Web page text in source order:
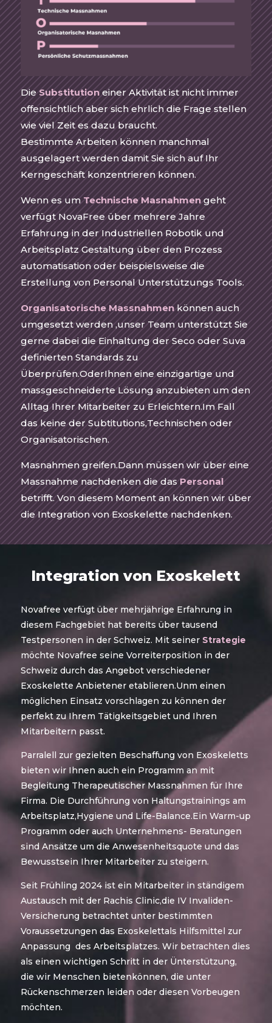
DieSubstitutioneiner Aktivität ist nicht immer
offensichtlich aber sich ehrlich die Frage stellen
wie viel Zeit es dazu braucht.
Bestimmte Arbeiten können manchmal
ausgelagert werden damit Sie sich auf Ihr
Kerngeschäft konzentrieren können.
Wenn es umTechnische Masnahmengeht
verfügt NovaFree über mehrere Jahre
Erfahrung in der Industriellen Robotik und
Arbeitsplatz Gestaltung über den Prozess
automatisation oder beispielsweise die
Erstellung von Personal Unterstützungs Tools.
Organisatorische Massnahmenkönnen auch
umgesetzt werden ,unser Team unterstützt Sie
gerne dabei die Einhaltung der Seco oder Suva
definierten Standards zu
Überprüfen.OderIhnen eine einzigartige und
massgeschneiderte Lösung anzubieten um den
Alltag Ihrer Mitarbeiter zu Erleichtern.Im Fall
das keine der Subtitutions,Technischen oder
Organisatorischen.
Masnahmen greifen.Dann müssen wir über eine
Massnahme nachdenken die dasPersonal
betrifft.Von diesem Moment an können wir über
die Integration von Exoskelette nachdenken.
Integration von Exoskelett
Novafree verfügt über mehrjährige Erfahrung in
diesem Fachgebiet hat bereits über tausend
Testpersonen in der Schweiz. Mit seiner Strategie
möchte Novafree seine Vorreiterposition in der
Schweiz durch das Angebot verschiedener
Exoskelette Anbietener etablieren.Unm einen
möglichen Einsatz vorschlagen zu können der
perfekt zu Ihrem Tätigkeitsgebiet und Ihren
Mitarbeitern passt.
Parralell zur gezielten Beschaffung von Exoskeletts
bieten wir Ihnen auch ein Programm an mit
Begleitung Therapeutischer Massnahmen für Ihre
Firma. Die Durchführung von Haltungstrainings am
Arbeitsplatz,Hygiene und Life-Balance.Ein Warm-up
Programm oder auch Unternehmens- Beratungen
sind Ansätze um die Anwesenheitsquote und das
Bewusstsein Ihrer Mitarbeiter zu steigern.
Seit Frühling 2024 ist ein Mitarbeiter in ständigem
Austausch mit der Rachis Clinic,die IV Invaliden-
Versicherung betrachtet unter bestimmten
Voraussetzungen das Exoskelettals Hilfsmittel zur
Anpassung des Arbeitsplatzes. Wir betrachten dies
als einen wichtigen Schritt in der Ünterstützung,
die wir Menschen bietenkönnen, die unter
Rückenschmerzen leiden oder diesen Vorbeugen
möchten.